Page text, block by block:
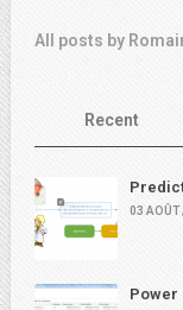
All posts by
Recent
03 AOÛT
Power